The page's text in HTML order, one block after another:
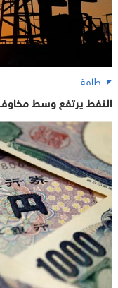
طاقة
النفط يرتفع وسط